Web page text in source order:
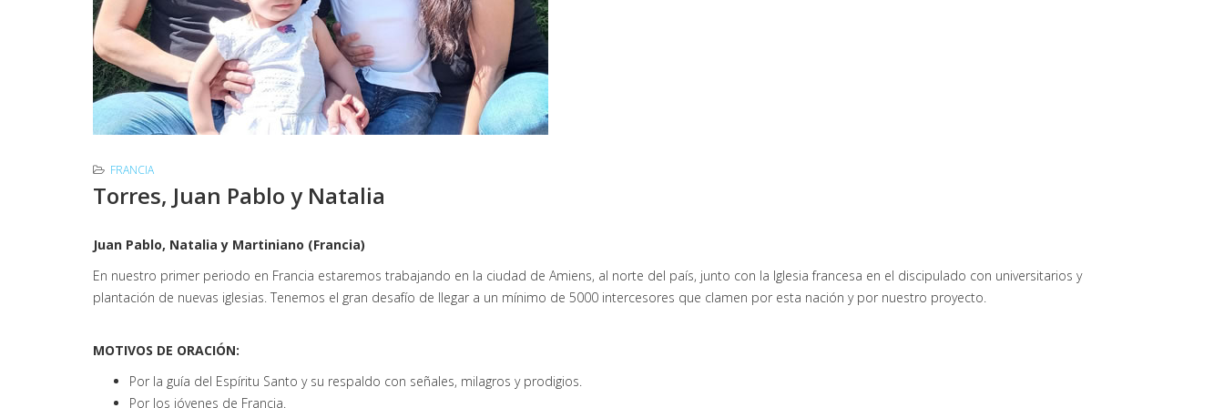
FRANCIA
Torres, Juan Pablo y Natalia
Juan Pablo, Natalia y Martiniano (Francia)
En nuestro primer periodo en Francia estaremos trabajando en la ciudad de Amiens, al norte del país, junto con la Iglesia francesa en el discipulado con universitarios y
plantación de nuevas iglesias. Tenemos el gran desafío de llegar a un mínimo de 5000 intercesores que clamen por esta nación y por nuestro proyecto.
MOTIVOS DE ORACIÓN:
Por la guía del Espíritu Santo y su respaldo con señales, milagros y prodigios.
Por los jóvenes de Francia.